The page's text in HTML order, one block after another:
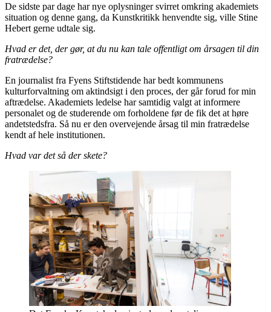
De sidste par dage har nye oplysninger svirret omkring akademiets
situation og denne gang, da Kunstkritikk henvendte sig, ville Stine
Hebert gerne udtale sig.
Hvad er det, der gør, at du nu kan tale offentligt om årsagen til din
fratrædelse?
En journalist fra Fyens Stiftstidende har bedt kommunens
kulturforvaltning om aktindsigt i den proces, der går forud for min
aftrædelse. Akademiets ledelse har samtidig valgt at informere
personalet og de studerende om forholdene før de fik det at høre
andetstedsfra. Så nu er den overvejende årsag til min fratrædelse
kendt af hele institutionen.
Hvad var det så der skete?